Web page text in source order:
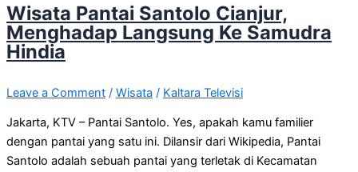
Wisata Pantai Santolo Cianjur,
Menghadap Langsung Ke Samudra
Hindia
Leave a Comment / Wisata / Kaltara Televisi
Jakarta, KTV – Pantai Santolo. Yes, apakah kamu familier
dengan pantai yang satu ini. Dilansir dari Wikipedia, Pantai
Santolo adalah sebuah pantai yang terletak di Kecamatan